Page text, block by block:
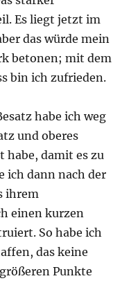
Es liegt jetzt im
das würde mein
betonen; mit dem
bin ich zufrieden.
habe ich weg
und oberes
habe, damit es zu
ich dann nach der
ihrem
einen kurzen
So habe ich
das keine
Punkte